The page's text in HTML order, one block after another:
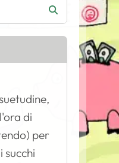
di
per
succhi